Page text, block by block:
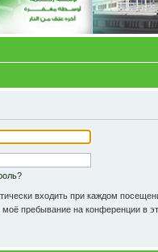
входить при каждом
пребывание на конференции в